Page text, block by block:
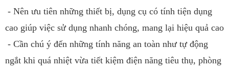
- Nên ưu tiên những thiết bị, dụng cụ có tính tiện dụng
cao giúp việc sử dụng nhanh chóng, mang lại hiệu quả cao
- Cần chú ý đến những tính năng an toàn như tự động
ngắt khi quá nhiệt vừa tiết kiệm điện năng tiêu thụ, phòng